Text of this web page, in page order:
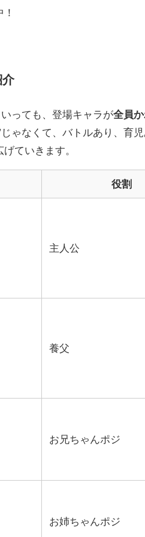
介
っても、登場キャラが全員
じゃなくて、バトルあり、育
ていきます。
役割
主人公
養父
お兄ちゃんポジ
お姉ちゃんポジ